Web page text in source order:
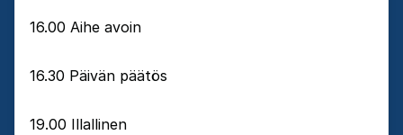
16.00 Aihe avoin
16.30 Päivän päätös
19.00 Illallinen